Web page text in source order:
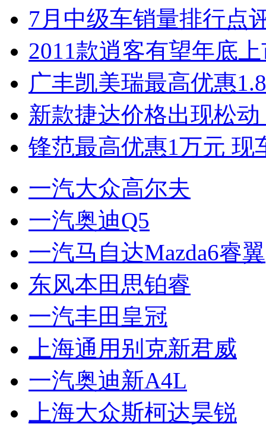
7月中级车销量排行点
2011款逍客有望年底
广丰凯美瑞最高优惠
新款捷达价格出现松
锋范最高优惠1万元 现
一汽大众高尔夫
一汽奥迪Q5
一汽马自达Mazda6睿翼
东风本田思铂睿
一汽丰田皇冠
上海通用别克新君威
一汽奥迪新A4L
上海大众斯柯达昊锐